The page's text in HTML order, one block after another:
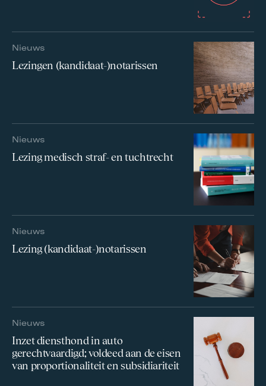
Nieuws
Lezingen (kandidaat-)notarissen
Nieuws
Lezing medisch straf- en tuchtrecht
Nieuws
Lezing (kandidaat-)notarissen
Nieuws
Inzet diensthond in auto
gerechtvaardigd; voldeed aan de eisen
van proportionaliteit en subsidiariteit